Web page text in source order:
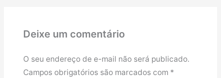
Deixe um comentário
O seu endereço de e-mail não será publicado.
Campos obrigatórios são marcados com *